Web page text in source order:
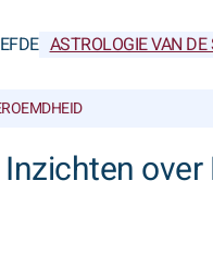
ASTROLOGIE VAN DE